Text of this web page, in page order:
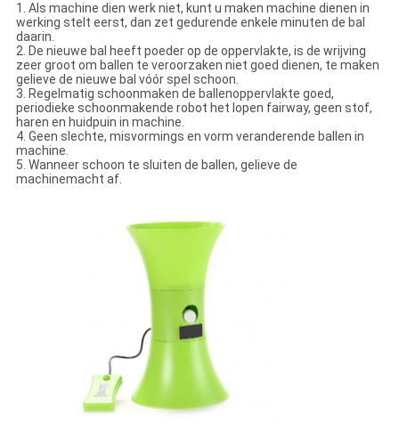
1. Als machine dien werk niet, kunt u maken machine dienen in
werking stelt eerst, dan zet gedurende enkele minuten de bal
daarin.
2. De nieuwe bal heeft poeder op de oppervlakte, is de wrijving
zeer groot om ballen te veroorzaken niet goed dienen, te maken
gelieve de nieuwe bal vóór spel schoon.
3. Regelmatig schoonmaken de ballenoppervlakte goed,
periodieke schoonmakende robot het lopen fairway, geen stof,
haren en huidpuin in machine.
4. Geen slechte, misvormings en vorm veranderende ballen in
machine.
5. Wanneer schoon te sluiten de ballen, gelieve de
machinemacht af.